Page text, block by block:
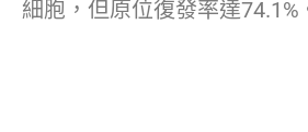
細胞，但原位復發率達74.1%